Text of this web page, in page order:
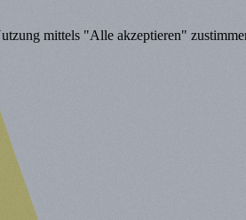
mittels "Alle akzeptieren"